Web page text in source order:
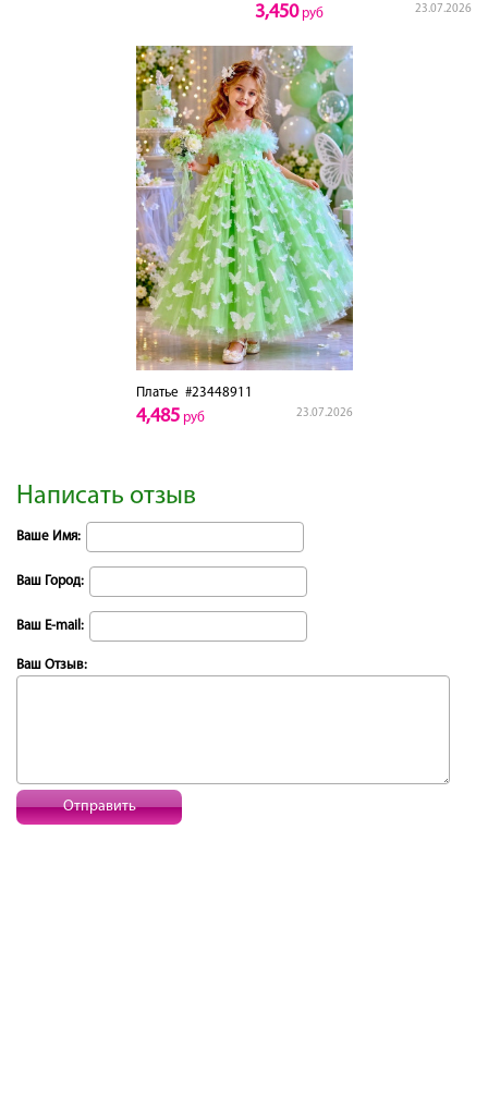
23.07.2026
3,450руб
Платье #23448911
23.07.2026
4,485руб
Написать отзыв
Ваше Имя:
Ваш Город:
Ваш E-mail:
Ваш Отзыв:
Отправить